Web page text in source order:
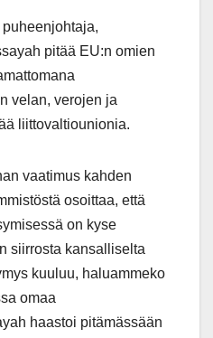
pitää EU:n omien
velan, verojen ja
liittovaltiounionia.
vaatimus kahden
osoittaa, että
on kyse
siirrosta kansalliselta
kuuluu, haluammeko
omaa
haastoi pitämässään